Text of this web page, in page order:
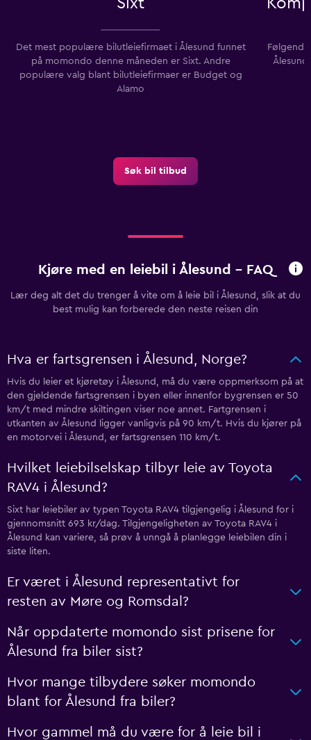
Det mest populære bilutleiefirmaet i Ålesund funnet
på momondo denne måneden er Sixt. Andre
populære valg blant bilutleiefirmaer er Budget og
Alamo
Søk bil tilbud
Kjøre med en leiebil i Ålesund - FAQ
Lær deg alt det du trenger å vite om å leie bil i Ålesund, slik at du
best mulig kan forberede den neste reisen din
Hva er fartsgrensen i Ålesund, Norge?
Hvis du leier et kjøretøy i Ålesund, må du være oppmerksom på at
den gjeldende fartsgrensen i byen eller innenfor bygrensen er 50
km/t med mindre skiltingen viser noe annet. Fartgrensen i
utkanten av Ålesund ligger vanligvis på 90 km/t. Hvis du kjører på
en motorvei i Ålesund, er fartsgrensen 110 km/t.
Hvilket leiebilselskap tilbyr leie av Toyota
RAV4 i Ålesund?
Sixt har leiebiler av typen Toyota RAV4 tilgjengelig i Ålesund for i
gjennomsnitt 693 kr/dag. Tilgjengeligheten av Toyota RAV4 i
Ålesund kan variere, så prøv å unngå å planlegge leiebilen din i
siste liten.
Er været i Ålesund representativt for
resten av Møre og Romsdal?
Når oppdaterte momondo sist prisene for
Ålesund fra biler sist?
Hvor mange tilbydere søker momondo
blant for Ålesund fra biler?
Hvor gammel må du være for å leie bil i